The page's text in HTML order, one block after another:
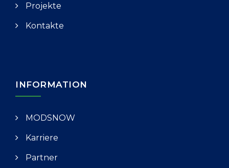
Projekte
Kontakte
INFORMATION
MODSNOW
Karriere
Partner